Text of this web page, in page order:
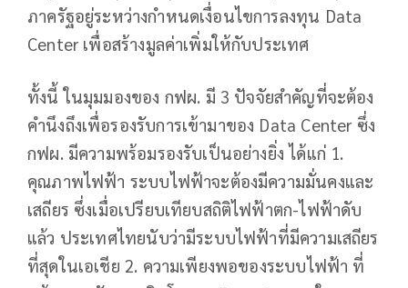
ภาครัฐอยู่ระหว่างกำหนดเงื่อนไขการลงทุน Data
Center เพื่อสร้างมูลค่าเพิ่มให้กับประเทศ
ทั้งนี้ ในมุมมองของ กฟผ. มี 3 ปัจจัยสำคัญที่จะต้อง
คำนึงถึงเพื่อรองรับการเข้ามาของ Data Center ซึ่ง
กฟผ. มีความพร้อมรองรับเป็นอย่างยิ่ง ได้แก่ 1.
คุณภาพไฟฟ้า ระบบไฟฟ้าจะต้องมีความมั่นคงและ
เสถียร ซึ่งเมื่อเปรียบเทียบสถิติไฟฟ้าตก-ไฟฟ้าดับ
แล้ว ประเทศไทยนับว่ามีระบบไฟฟ้าที่มีความเสถียร
ที่สุดในเอเชีย 2. ความเพียงพอของระบบไฟฟ้า ที่